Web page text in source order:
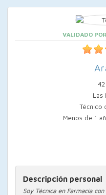
VALIDADO
Las
Técnico
Menos de 1
Descripción personal
Soy Técnica en Farmacia